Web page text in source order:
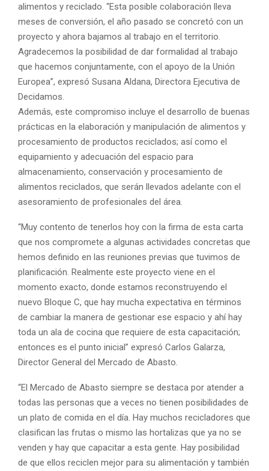
alimentos y reciclado. “Esta posible colaboración lleva
meses de conversión, el año pasado se concretó con un
proyecto y ahora bajamos al trabajo en el territorio.
Agradecemos la posibilidad de dar formalidad al trabajo
que hacemos conjuntamente, con el apoyo de la Unión
Europea”, expresó Susana Aldana, Directora Ejecutiva de
Decidamos.
Además, este compromiso incluye el desarrollo de buenas
prácticas en la elaboración y manipulación de alimentos y
procesamiento de productos reciclados; así como el
equipamiento y adecuación del espacio para
almacenamiento, conservación y procesamiento de
alimentos reciclados, que serán llevados adelante con el
asesoramiento de profesionales del área.
“Muy contento de tenerlos hoy con la firma de esta carta
que nos compromete a algunas actividades concretas que
hemos definido en las reuniones previas que tuvimos de
planificación. Realmente este proyecto viene en el
momento exacto, donde estamos reconstruyendo el
nuevo Bloque C, que hay mucha expectativa en términos
de cambiar la manera de gestionar ese espacio y ahí hay
toda un ala de cocina que requiere de esta capacitación;
entonces es el punto inicial” expresó Carlos Galarza,
Director General del Mercado de Abasto.
“El Mercado de Abasto siempre se destaca por atender a
todas las personas que a veces no tienen posibilidades de
un plato de comida en el día. Hay muchos recicladores que
clasifican las frutas o mismo las hortalizas que ya no se
venden y hay que capacitar a esta gente. Hay posibilidad
de que ellos reciclen mejor para su alimentación y también